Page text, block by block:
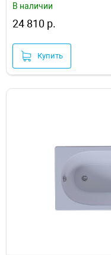
В наличии
24 810 р.
Купить